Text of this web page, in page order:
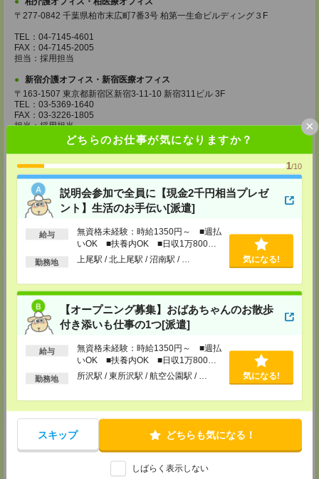
どちらのお仕事が気になりますか？
1/10
説明会参加で全員に【現金2千円相当プレゼ
ント】生活のお手伝い[派遣]
給与
無資格未経験：時給1350円～ ■週払
いOK ■扶養内OK ■日収1万800円
以上
勤務地 上尾駅 / 北上尾駅 / 沼南駅 / … 気になる!
【オープニング募集】おばあちゃんのお散歩
付き添いも仕事の1つ[派遣]
給与
無資格未経験：時給1350円～ ■週払
いOK ■扶養内OK ■日収1万800円
以上
勤務地 所沢駅 / 東所沢駅 / 航空公園駅 / … 気になる!
スキップ どちらも気になる！
しばらく表示しない
×
〒277-0842 千葉県柏市末広町7番3号 柏第一生命ビルディング３F
TEL：04-7145-4601
FAX：04-7145-2005
担当：採用担当
新宿介護オフィス・新宿医療オフィス
〒163-1507 東京都新宿区新宿3-11-10 新宿311ビル 3F
TEL：03-5369-1640
FAX：03-3226-1805
担当：採用担当
池袋介護オフィス・池袋医療オフィス
〒163-1507 東京都新宿区新宿3-11-10 新宿311ビル 3F
TEL：03-5369-1640
FAX：03-3226-1805
担当：採用担当
錦糸町介護オフィス・錦糸町医療オフィス
〒130-0013 東京都墨田区錦糸一丁目2番1号 アルカセントラル18F
FAX：03-5637-1388
担当：採用担当
西東京医療オフィス
〒180-0004 東京都武蔵野市吉祥寺本町1丁目14番5号 吉祥寺本町ビル5F
TEL：0422-23-0901
FAX：0422-23-0905
TEL：042-728-3021
FAX：042-728-3025
担当：採用担当
川崎医療オフィス・横浜医療オフィス